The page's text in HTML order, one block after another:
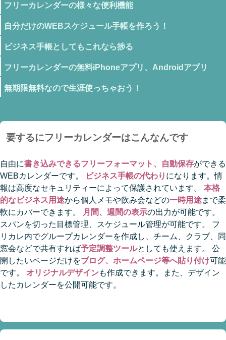
フリーカレンダーの様々な便利機能
自分だけのWEBスケジュール手帳を作ろう！
ビジネス手帳としてもこれなら捗る
フリーカレンダーの無料iPhoneアプリ、Androidアプリ
無期限無料なので生涯使っちゃおう！
要するにフリーカレンダーはこんなんです
自由に書き込みできるフリーフォーマット、自動保存ができる
WEBカレンダーです。
ビジネス手帳の代わり になります。情
報は高度なセキュリティーによって保護されています。 本格
的なビジネス用途から個人メモや飲み会などの一時用途まで柔
軟にカバーできます。
月間、週間の表示の出力が可能です。
スパンを切った目標管理、スケジュール管理が可能です。 フ
リカレ内でグループカレンダーを作成し、チーム、クラブ、同
窓会などで共有すれば予定調整ツールとしても使えます。 公
開したいページだけをブログ、ホームページ等へ貼り付け可能
です。 オリジナルデザインも作成できます。また、デザイン
したカレンダーを公開可能です。